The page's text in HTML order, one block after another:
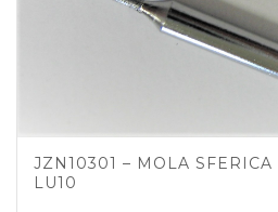
JZN10301 – MOLA SFERICA
LU10